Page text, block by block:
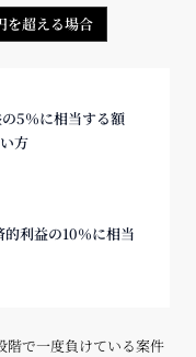
超える場合
5％に相当する額
方
利益の10％に相当
で一度負けている案件